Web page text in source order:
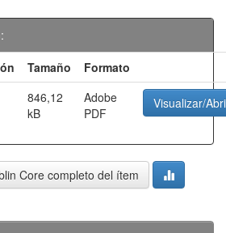
Tamaño
Formato
846,12
kB
Adobe
PDF
Visualizar/
Core completo del ítem